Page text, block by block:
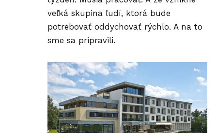
veľká skupina ľudí, ktorá bude
potrebovať oddychovať rýchlo. A na to
sme sa pripravili.